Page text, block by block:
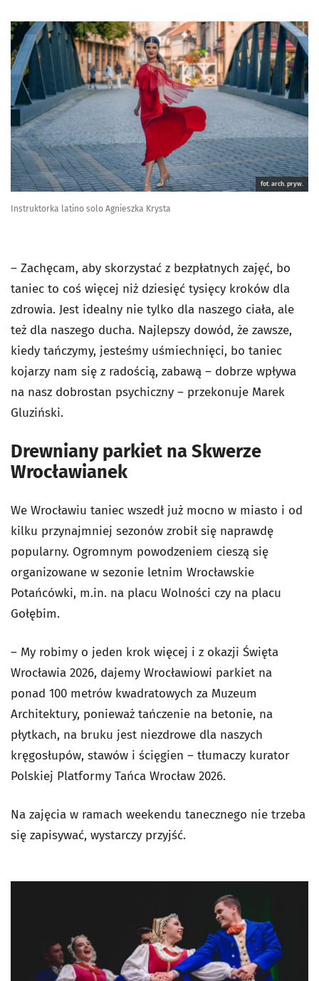
fot. arch. pryw.
Instruktorka latino solo Agnieszka Krysta
– Zachęcam, aby skorzystać z bezpłatnych zajęć, bo
taniec to coś więcej niż dziesięć tysięcy kroków dla
zdrowia. Jest idealny nie tylko dla naszego ciała, ale
też dla naszego ducha. Najlepszy dowód, że zawsze,
kiedy tańczymy, jesteśmy uśmiechnięci, bo taniec
kojarzy nam się z radością, zabawą – dobrze wpływa
na nasz dobrostan psychiczny – przekonuje Marek
Gluziński.
Drewniany parkiet na Skwerze
Wrocławianek
We Wrocławiu taniec wszedł już mocno w miasto i od
kilku przynajmniej sezonów zrobił się naprawdę
popularny. Ogromnym powodzeniem cieszą się
organizowane w sezonie letnim Wrocławskie
Potańcówki, m.in. na placu Wolności czy na placu
Gołębim.
– My robimy o jeden krok więcej i z okazji Święta
Wrocławia 2026, dajemy Wrocławiowi parkiet na
ponad 100 metrów kwadratowych za Muzeum
Architektury, ponieważ tańczenie na betonie, na
płytkach, na bruku jest niezdrowe dla naszych
kręgosłupów, stawów i ścięgien – tłumaczy kurator
Polskiej Platformy Tańca Wrocław 2026.
Na zajęcia w ramach weekendu tanecznego nie trzeba
się zapisywać, wystarczy przyjść.